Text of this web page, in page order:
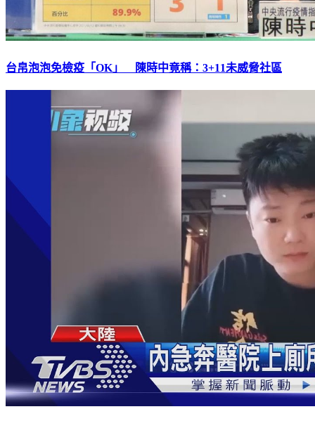
台帛泡泡免檢疫「OK」 陳時中竟稱：3+11未威脅社區